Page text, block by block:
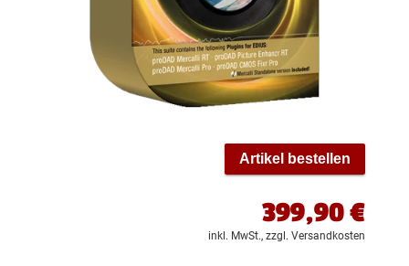
Artikel bestellen
399,90€
inkl. MwSt., zzgl. Versandkosten